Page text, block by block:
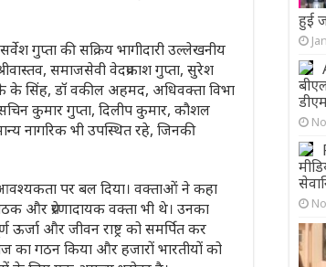
गुप्ता की सक्रिय भागीदारी उल्लेखनीय
समाजसेवी वेदप्रकाश गुप्ता, सुरेश
के के सिंह, डॉ वकील अहमद, अधिवक्ता विभा
सचिन कुमार गुप्ता, दिलीप कुमार, कौशल
नागरिक भी उपस्थित रहे, जिनकी
पर बल दिया। वक्ताओं ने कहा
और प्रेरणादायक वक्ता भी थे। उनका
और जीवन राष्ट्र को समर्पित कर
का गठन किया और हजारों भारतीयों को
हुई